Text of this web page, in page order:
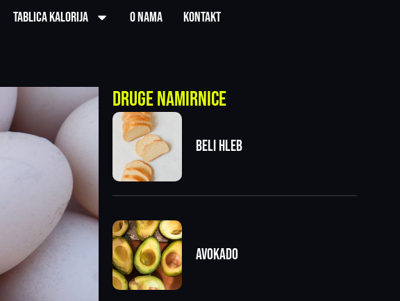
Tablica kalorija O nama Kontakt
Druge namirnice
Beli hleb
Avokado